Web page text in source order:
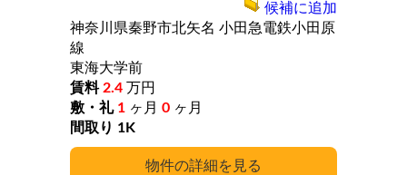
詳細
神奈川県秦野市北矢名 小田急電鉄小田原
線
東海大学前
2.4 万円
1 ヶ月 0 ヶ月
1K
候補に追加